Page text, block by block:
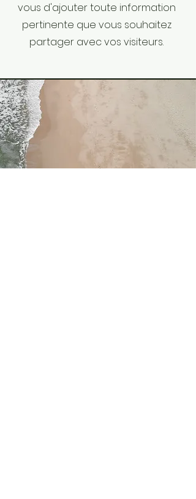
vous d'ajouter toute information
pertinente que vous souhaitez
partager avec vos visiteurs.